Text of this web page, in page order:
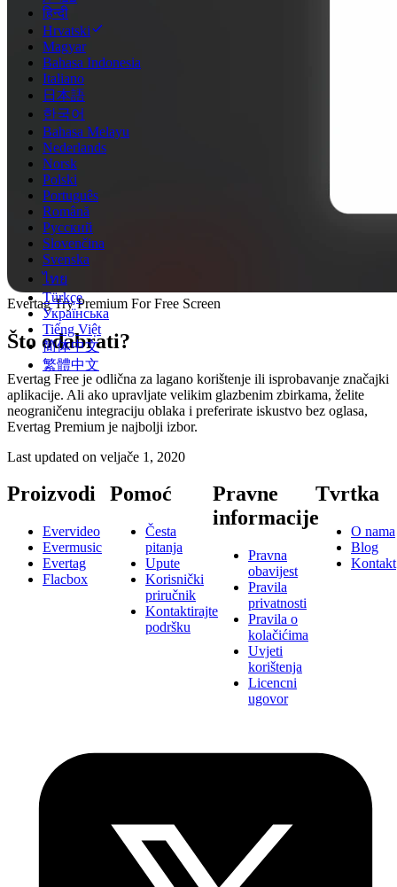
हिन्दी
Hrvatski
Magyar
Bahasa Indonesia
Italiano
日本語
한국어
Bahasa Melayu
Nederlands
Norsk
Polski
Português
Română
Русский
Slovenčina
Svenska
ไทย
Türkçe
Українська
Tiếng Việt
简体中文
繁體中文
Evertag Try Premium For Free Screen
Što odabrati?
Evertag Free je odlična za lagano korištenje ili isprobavanje značajki
aplikacije. Ali ako upravljate velikim glazbenim zbirkama, želite
neograničenu integraciju oblaka i preferirate iskustvo bez oglasa,
Evertag Premium je najbolji izbor.
Last updated on veljače 1, 2020
Proizvodi
Evervideo
Evermusic
Evertag
Flacbox
Pomoć
Česta
pitanja
Upute
Korisnički
priručnik
Kontaktirajte
podršku
Pravne
informacije
Pravna
obavijest
Pravila
privatnosti
Pravila o
kolačićima
Uvjeti
korištenja
Licencni
ugovor
Tvrtka
O nama
Blog
Kontakt